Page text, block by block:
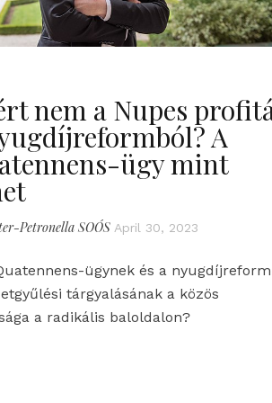
nem a Nupes
A
ügy mint
Petronella SOÓS April 30, 2023
ügynek és a nyugdíjreform
tárgyalásának a közös
a radikális baloldalon?